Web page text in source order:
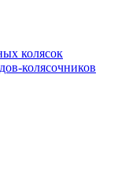
колясок
колясочников